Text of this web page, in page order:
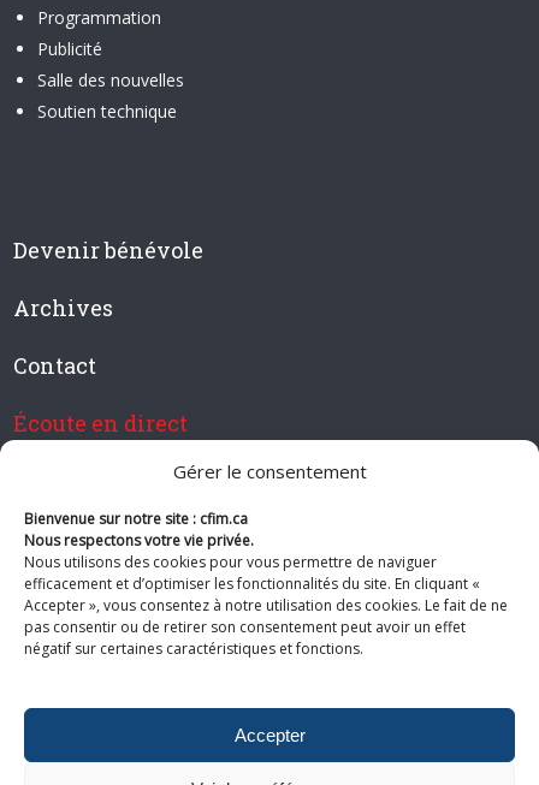
Gérer le consentement
Bienvenue sur notre site : cfim.ca
Nous respectons votre vie privée.
Nous utilisons des cookies pour vous permettre de naviguer
efficacement et d’optimiser les fonctionnalités du site. En cliquant «
Accepter », vous consentez à notre utilisation des cookies. Le fait de ne
pas consentir ou de retirer son consentement peut avoir un effet
négatif sur certaines caractéristiques et fonctions.
Accepter
Programmation
Publicité
Salle des nouvelles
Soutien technique
Devenir bénévole
Archives
Contact
Écoute en direct
Devenir membre de CFIM
Suivez-nous